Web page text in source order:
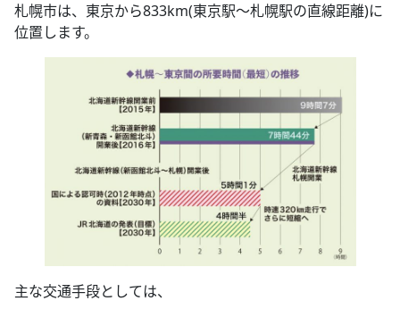
札幌市は、東京から833km(東京駅〜札幌駅の直線距離)に
位置します。
主な交通手段としては、